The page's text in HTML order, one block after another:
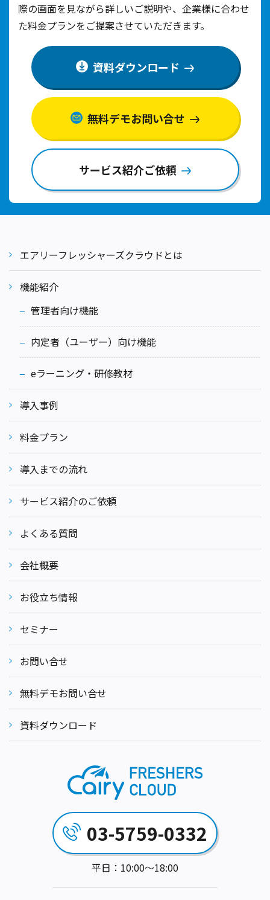
際の画面を見ながら詳しいご説明や、 企業様に合わせ
た料金プランをご提案させていただきます。
資料ダウンロード
無料デモお問い合せ
サービス紹介ご依頼
03-5759-0332
平日：10:00～18:00
エアリーフレッシャーズクラウドとは
機能紹介
管理者向け機能
内定者（ユーザー）向け機能
eラーニング・研修教材
導入事例
料金プラン
導入までの流れ
サービス紹介のご依頼
よくある質問
会社概要
お役立ち情報
セミナー
お問い合せ
無料デモお問い合せ
資料ダウンロード